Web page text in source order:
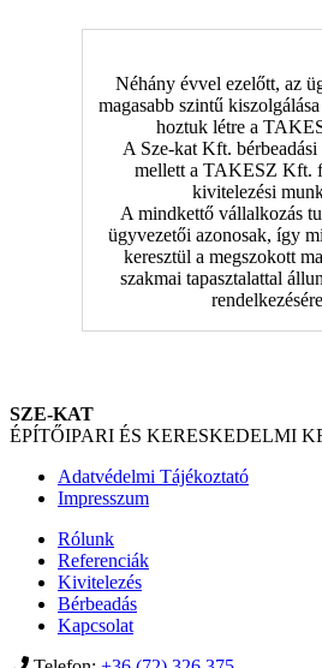
Néhány évvel ezelőtt, az
magasabb szintű
hoztuk létre a
A Sze-kat Kft. bérbeadási
mellett a TAKESZ Kft.
kivitelezési
A mindkettő vállalkozás
ügyvezetői azonosak, így
keresztül a megszokott
szakmai tapasztalattal
SZE-KAT
ÉPÍTŐIPARI ÉS KERESKEDELMI
Adatvédelmi Tájékoztató
Impresszum
Rólunk
Referenciák
Kivitelezés
Bérbeadás
Kapcsolat